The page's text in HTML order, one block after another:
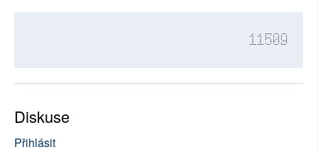
11509
Diskuse
Přihlásit